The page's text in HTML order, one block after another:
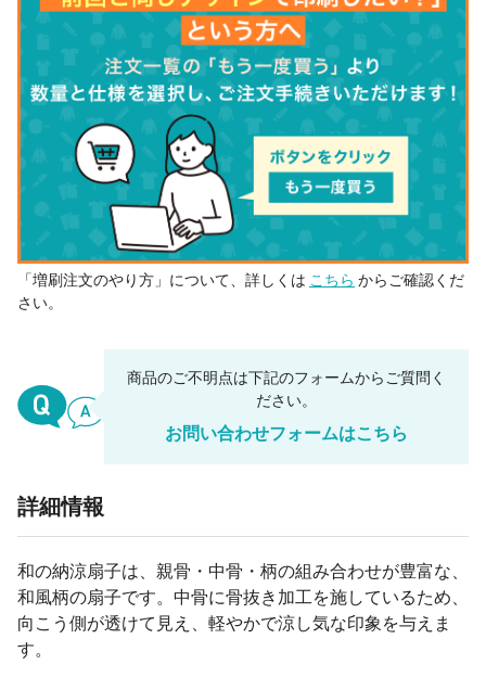
「増刷注文のやり方」について、詳しくは こちら からご確認くだ
さい。
商品のご不明点は下記のフォームからご質問く
ださい。
お問い合わせフォームはこちら
詳細情報
和の納涼扇子は、親骨・中骨・柄の組み合わせが豊富な、
和風柄の扇子です。中骨に骨抜き加工を施しているため、
向こう側が透けて見え、軽やかで涼し気な印象を与えま
す。